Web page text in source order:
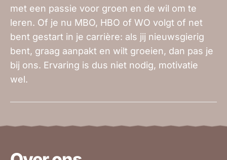
met een passie voor groen en de wil om te
leren. Of je nu MBO, HBO of WO volgt of net
bent gestart in je carrière: als jij nieuwsgierig
bent, graag aanpakt en wilt groeien, dan pas je
bij ons. Ervaring is dus niet nodig, motivatie
wel.